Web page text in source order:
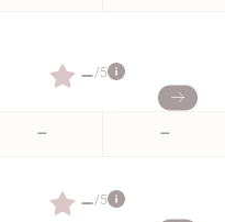
–/5
– –
–/5